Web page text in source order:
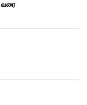
வரை